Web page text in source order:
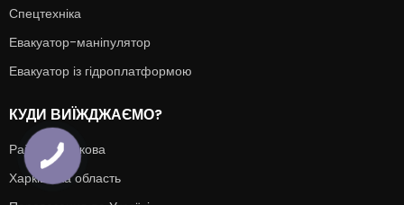
Спецтехніка
Евакуатор-маніпулятор
Евакуатор із гідроплатформою
КУДИ ВИЇЖДЖАЄМО?
Райони Харкова
Харківська область